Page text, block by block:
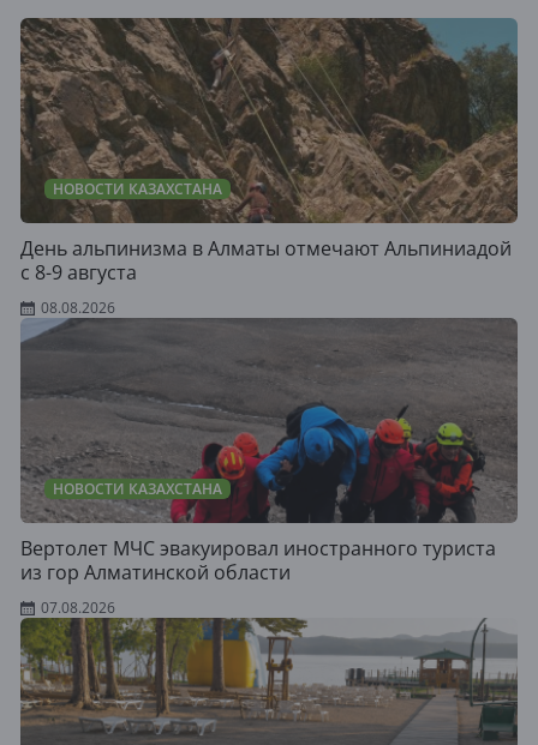
НОВОСТИ КАЗАХСТАНА
День альпинизма в Алматы отмечают Альпиниадой
с 8-9 августа
08.08.2026
НОВОСТИ КАЗАХСТАНА
Вертолет МЧС эвакуировал иностранного туриста
из гор Алматинской области
07.08.2026